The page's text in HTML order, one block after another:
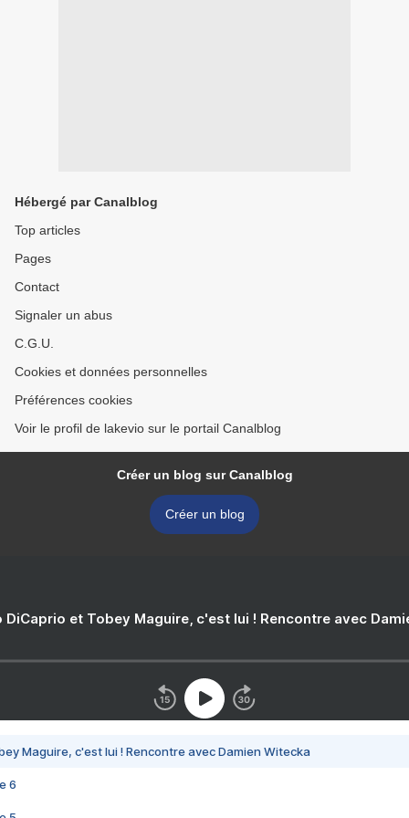
Hébergé par Canalblog
Top articles
Pages
Contact
Signaler un abus
C.G.U.
Cookies et données personnelles
Préférences cookies
Voir le profil de lakevio sur le portail Canalblog
Créer un blog sur Canalblog
Créer un blog
DiCaprio et Tobey Maguire, c'est lui ! Rencontre avec
Maguire, c'est lui ! Rencontre avec Damien Witecka
6